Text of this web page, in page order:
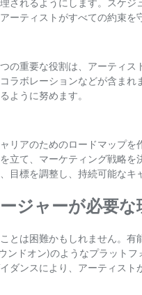
されるようにします。スケ
ーティストがすべての約束を
の重要な役割は、アーティ
ラボレーションなどが含ま
ように努めます。
リアのためのロードマップ
立て、マーケティング戦略
目標を調整し、持続可能なキ
ジャーが必要な
とは困難かもしれません。
ンドオン)のようなプラット
ダンスにより、アーティス